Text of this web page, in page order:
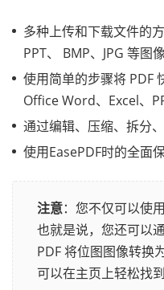
多种上传和下载文件的
PPT、 BMP、JPG 等图
使用简单的步骤将 PDF
Office Word、Excel、
通过编辑、压缩、拆分
使用EasePDF时的全面保
注意：您不仅可以使
也就是说，您还可以
PDF 将位图图像转换
可以在主页上轻松找到